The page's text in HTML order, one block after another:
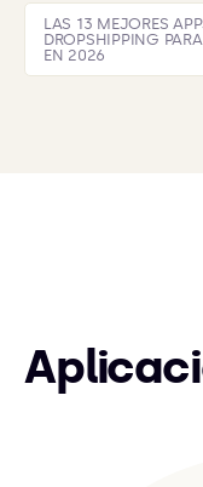
LAS 13 MEJORES
DROPSHIPPING
EN 2026